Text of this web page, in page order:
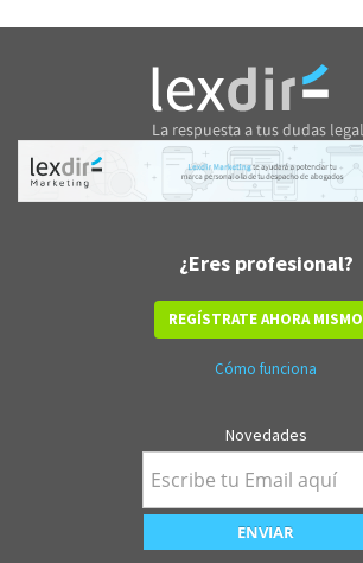
¿Eres profesional?
REGÍSTRATE AHORA MISMO
Cómo funciona
Novedades